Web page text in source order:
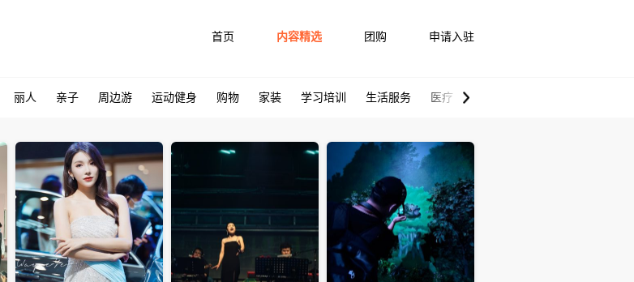
首页 内容精选 团购 申请入驻
丽人 亲子 周边游 运动健身 购物 家装 学习培训 生活服务 医疗健康